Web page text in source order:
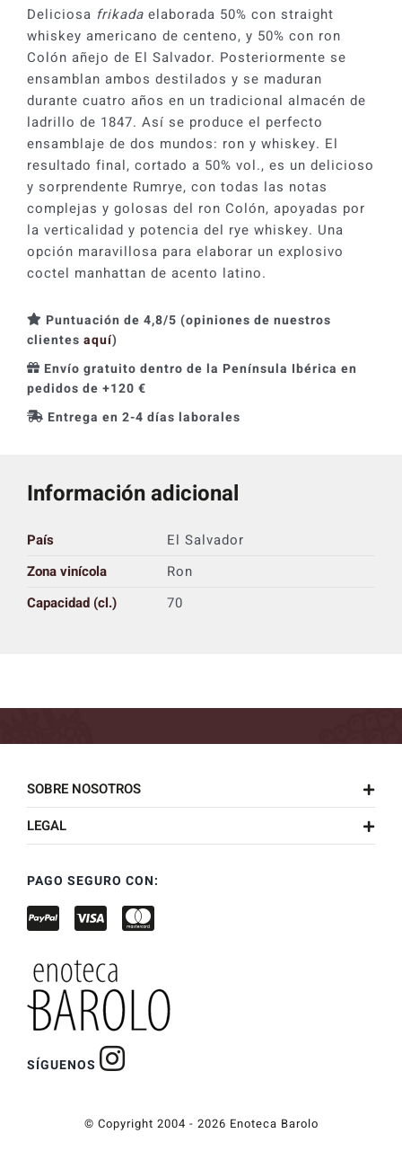
Rumrye
Ron
&
Whiskey
Rye
50%
cantidad
Deliciosa frikadaelaborada 50% con straight
whiskey americano de centeno, y 50% con ron
Colón añejo de El Salvador. Posteriormente se
ensamblan ambos destilados y se maduran
durante cuatro años en un tradicional almacén de
ladrillo de 1847. Así se produce el perfecto
ensamblaje de dos mundos: ron y whiskey. El
resultado final, cortado a 50% vol., es un delicioso
y sorprendente Rumrye, con todas las notas
complejas y golosas del ron Colón, apoyadas por
la verticalidad y potencia del rye whiskey. Una
opción maravillosa para elaborar un explosivo
coctel manhattan de acento latino.
Puntuación de 4,8/5 (opiniones de nuestros
clientes aquí)
Envío gratuito dentro de la Península Ibérica en
pedidos de +120 €
Entrega en 2-4 días laborales
Información adicional
País
El Salvador
Zona vinícola
Ron
Capacidad (cl.)
70
SOBRE NOSOTROS
LEGAL
PAGO SEGURO CON:
SÍGUENOS
© Copyright 2004 - 2026 Enoteca Barolo